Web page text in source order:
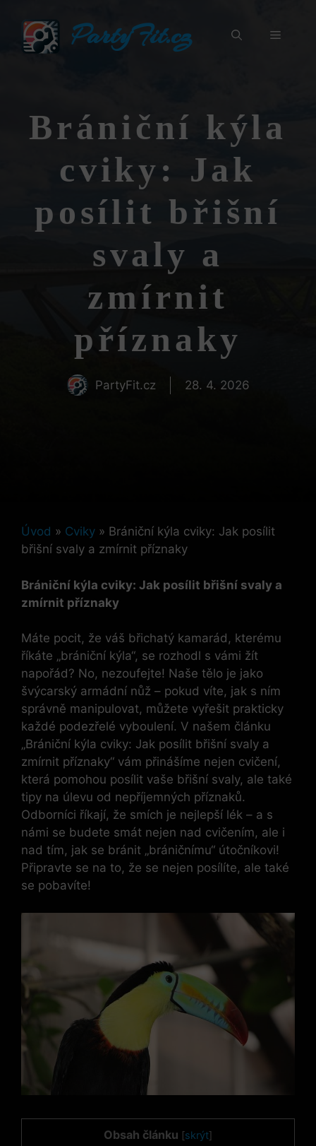
obsah
PartyFit.cz Menu
Brániční kýla
cviky: Jak
posílit břišní
svaly a
zmírnit
příznaky
PartyFit.cz 28. 4. 2026
Úvod » Cviky » Brániční kýla cviky: Jak posílit
břišní svaly a zmírnit příznaky
Brániční kýla cviky: Jak posílit břišní svaly a
zmírnit příznaky
Máte pocit, že váš břichatý kamarád, kterému
říkáte „brániční kýla“, se rozhodl s vámi žít
napořád? No, nezoufejte! Naše tělo je jako
švýcarský armádní nůž – pokud víte, jak s ním
správně manipulovat, můžete vyřešit prakticky
každé podezřelé vyboulení. V našem článku
„Brániční kýla cviky: Jak posílit břišní svaly a
zmírnit příznaky“ vám přinášíme nejen cvičení,
která pomohou posílit vaše břišní svaly, ale také
tipy na úlevu od nepříjemných příznaků.
Odborníci říkají, že smích je nejlepší lék – a s
námi se budete smát nejen nad cvičením, ale i
nad tím, jak se bránit „bráničnímu“ útočníkovi!
Připravte se na to, že se nejen posílíte, ale také
se pobavíte!
Obsah článku [skrýt]